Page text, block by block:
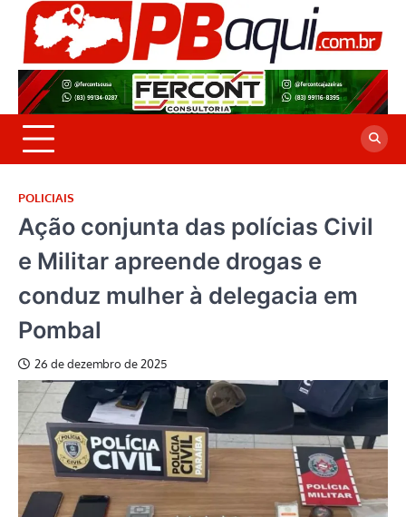
Skip
content
POLICIAIS
Ação conjunta das polícias Civil
e Militar apreende drogas e
conduz mulher à delegacia em
Pombal
26 de dezembro de 2025